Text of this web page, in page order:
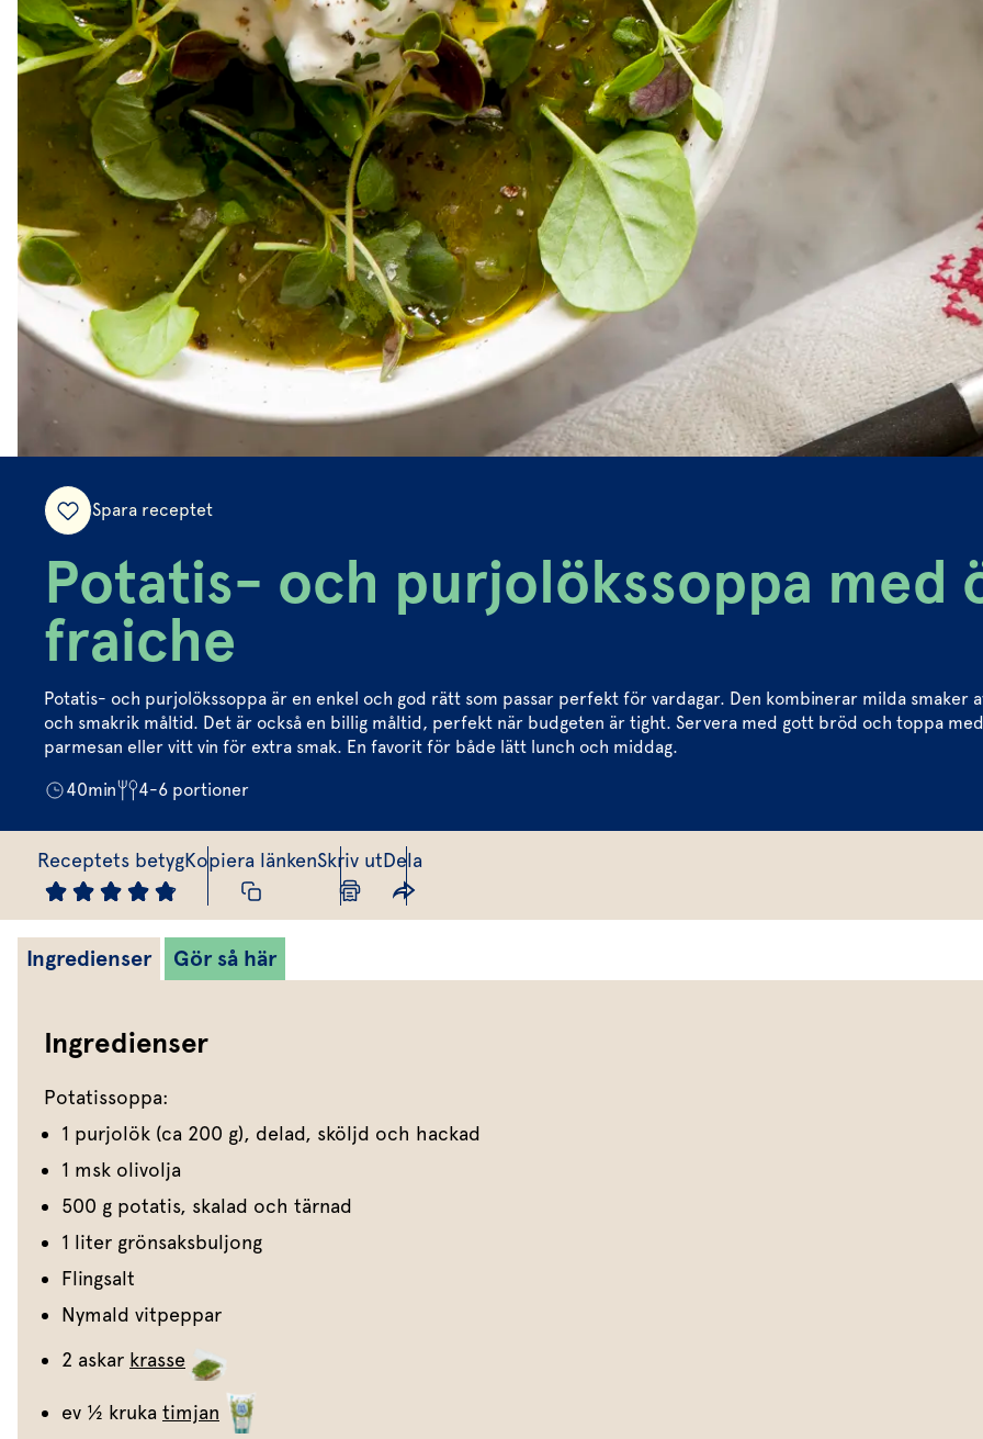
Spara receptet
Potatis- och purjolökssoppa med
fraiche
Potatis- och purjolökssoppa är en enkel och god rätt som passar perfekt för vardagar. Den kombinerar milda
och smakrik måltid. Det är också en billig måltid, perfekt när budgeten är tight. Servera med gott bröd och toppa
parmesan eller vitt vin för extra smak. En favorit för både lätt lunch och middag.
40min 4-6 portioner
Receptets betygKopiera länkenSkriv utDela
Ingredienser Gör så här
Ingredienser
Potatissoppa:
1 purjolök (ca 200 g), delad, sköljd och hackad
1 msk olivolja
500 g potatis, skalad och tärnad
1 liter grönsaksbuljong
Flingsalt
Nymald vitpeppar
2 askar krasse
ev ½ kruka timjan